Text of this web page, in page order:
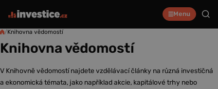
Menu
/Knihovna vědomostí
Knihovna vědomostí
V Knihovně vědomostí najdete vzdělávací články na různá investičná
a ekonomická témata, jako například akcie, kapitálové trhy nebo